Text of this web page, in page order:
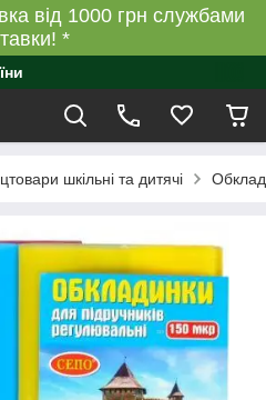
від 1000 грн службами
*
шкільні та дитячі